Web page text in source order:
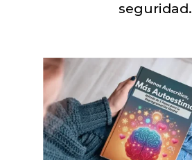
seguridad.